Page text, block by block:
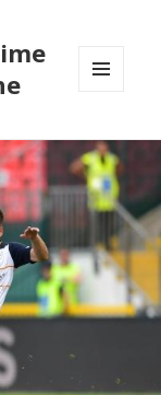
WIDGETS